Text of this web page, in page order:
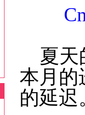
夏天
本月的
的延迟